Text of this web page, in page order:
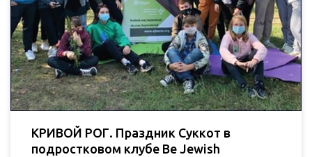
КРИВОЙ РОГ. Праздник Суккот в
подростковом клубе Be Jewish